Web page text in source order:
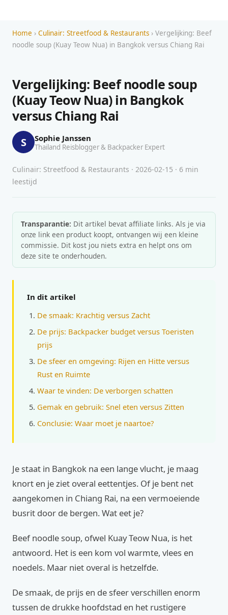
Home › Culinair: Streetfood & Restaurants › Vergelijking: Beef
noodle soup (Kuay Teow Nua) in Bangkok versus Chiang Rai
Vergelijking: Beef noodle soup
(Kuay Teow Nua) in Bangkok
versus Chiang Rai
S Sophie Janssen
Thailand Reisblogger & Backpacker Expert
Culinair: Streetfood & Restaurants · 2026-02-15 · 6 min
leestijd
Transparantie: Dit artikel bevat affiliate links. Als je via
onze link een product koopt, ontvangen wij een kleine
commissie. Dit kost jou niets extra en helpt ons om
deze site te onderhouden.
In dit artikel
De smaak: Krachtig versus Zacht
De prijs: Backpacker budget versus Toeristen
prijs
De sfeer en omgeving: Rijen en Hitte versus
Rust en Ruimte
Waar te vinden: De verborgen schatten
Gemak en gebruik: Snel eten versus Zitten
Conclusie: Waar moet je naartoe?
Je staat in Bangkok na een lange vlucht, je maag
knort en je ziet overal eettentjes. Of je bent net
aangekomen in Chiang Rai, na een vermoeiende
busrit door de bergen. Wat eet je?
Beef noodle soup, ofwel Kuay Teow Nua, is het
antwoord. Het is een kom vol warmte, vlees en
noedels. Maar niet overal is hetzelfde.
De smaak, de prijs en de sfeer verschillen enorm
tussen de drukke hoofdstad en het rustigere